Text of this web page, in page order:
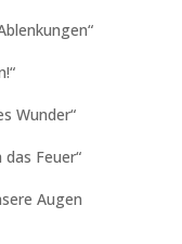
Wunder“
Feuer“
Augen